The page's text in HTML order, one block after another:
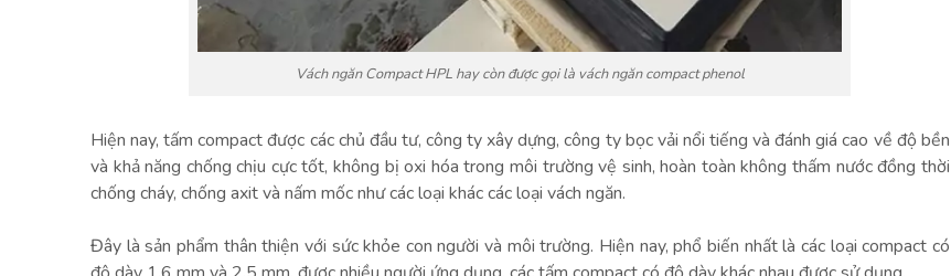
Vách ngăn Compact HPL hay còn được gọi là vách ngăn compact phenol
Hiện nay, tấm compact được các chủ đầu tư, công ty xây dựng, công ty bọc vải nổi tiếng và đánh giá cao về độ bền
và khả năng chống chịu cực tốt, không bị oxi hóa trong môi trường vệ sinh, hoàn toàn không thấm nước đồng thời
chống cháy, chống axit và nấm mốc như các loại khác các loại vách ngăn.
Đây là sản phẩm thân thiện với sức khỏe con người và môi trường. Hiện nay, phổ biến nhất là các loại compact có